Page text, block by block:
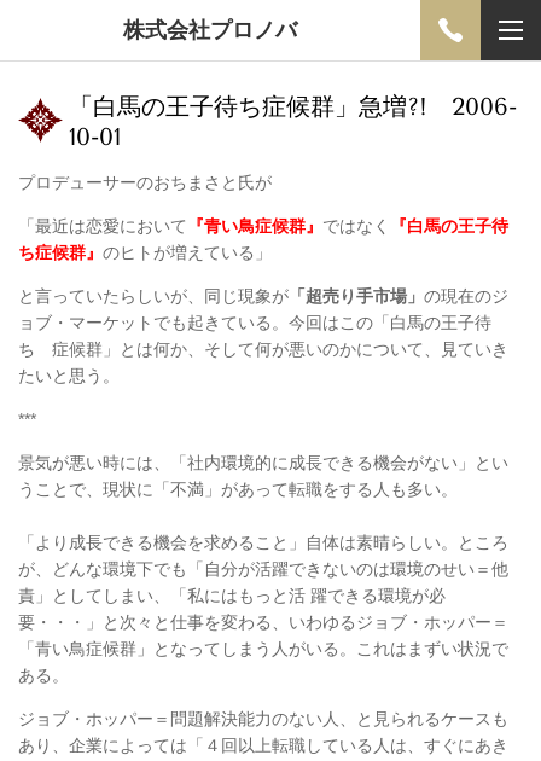
株式会社プロノバ
「白馬の王子待ち症候群」急増?! 2006-
10-01
プロデューサーのおちまさと氏が
「最近は恋愛において 『青い鳥症候群』 ではなく
『白馬の王子待
ち症候群』 のヒトが増えている」
と言っていたらしいが、同じ現象が 「超売り手市場」 の現在のジ
ョブ・マーケットでも起きている。今回はこの「白馬の王子待
ち 症候群」とは何か、そして何が悪いのかについて、見ていき
たいと思う。
***
景気が悪い時には、「社内環境的に成長できる機会がない」とい
うことで、現状に「不満」があって転職をする人も多い。
「より成長できる機会を求めること」自体は素晴らしい。ところ
が、どんな環境下でも「自分が活躍できないのは環境のせい＝他
責」としてしまい、「私にはもっと活 躍できる環境が必
要・・・」と次々と仕事を変わる、いわゆるジョブ・ホッパー＝
「青い鳥症候群」となってしまう人がいる。これはまずい状況で
ある。
ジョブ・ホッパー＝問題解決能力のない人、と見られるケースも
あり、企業によっては「４回以上転職している人は、すぐにあき